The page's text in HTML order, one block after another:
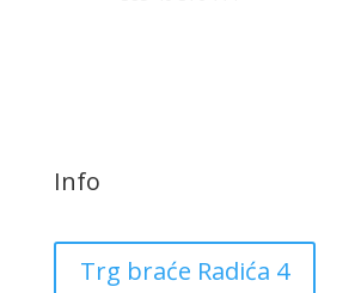
Info
Trg braće Radića 4